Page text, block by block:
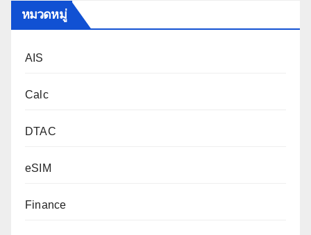
หมวดหมู่
AIS
Calc
DTAC
eSIM
Finance